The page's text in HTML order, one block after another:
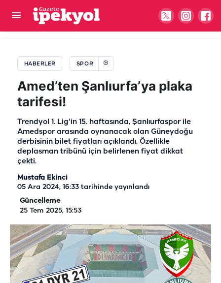
HABERLER SPOR
Amed’ten Şanlıurfa’ya plaka
tarifesi!
Trendyol 1. Lig'in 15. haftasında, Şanlıurfaspor ile
Amedspor arasında oynanacak olan Güneydoğu
derbisinin bilet fiyatları açıklandı. Özellikle
deplasman tribünü için belirlenen fiyat dikkat
çekti.
Mustafa Ekinci
05 Ara 2024, 16:33 tarihinde yayınlandı
Güncelleme
25 Tem 2025, 15:53
Şanlıurfa'nın yeni yıldızı geliyor! Galatasaray'da